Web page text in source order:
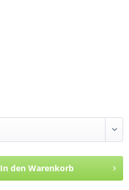
In den Warenkorb